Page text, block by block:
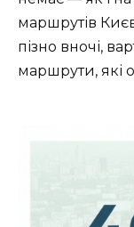
маршрутів
пізно вночі,
маршрути, які